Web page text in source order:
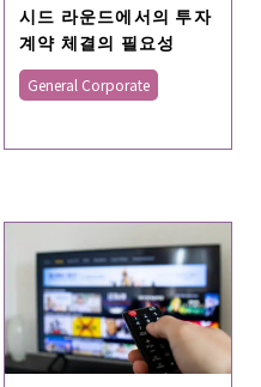
시드 라운드에서의 투자
계약 체결의 필요성
General Corporate